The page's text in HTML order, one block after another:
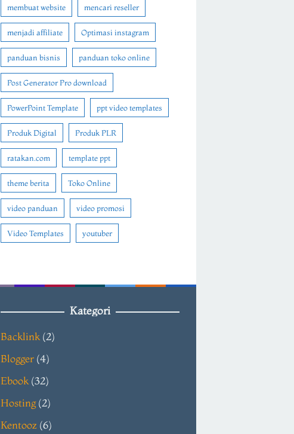
membuat website mencari reseller
menjadi affiliate Optimasi instagram
panduan bisnis panduan toko online
Post Generator Pro download
PowerPoint Template ppt video templates
Produk Digital Produk PLR
ratakan.com template ppt
theme berita Toko Online
video panduan video promosi
Video Templates youtuber
Kategori
Backlink (2)
Blogger (4)
Ebook (32)
Hosting(2)
Kentooz (6)